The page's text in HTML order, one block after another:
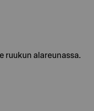
ruukun alareunassa.